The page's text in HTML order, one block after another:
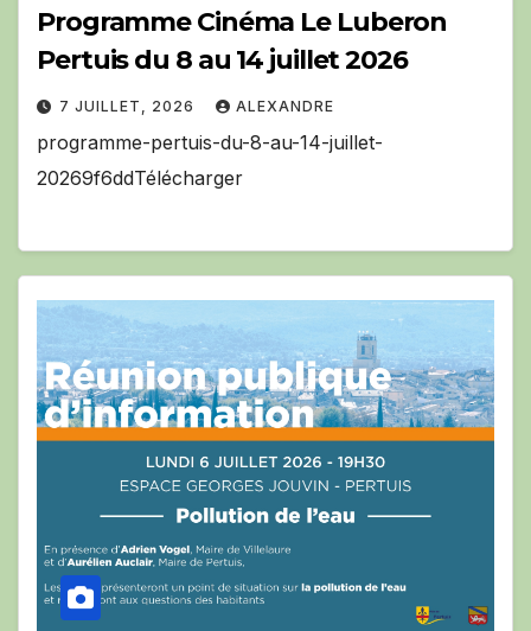
Programme Cinéma Le Luberon
Pertuis du 8 au 14 juillet 2026
7 JUILLET, 2026 ALEXANDRE
programme-pertuis-du-8-au-14-juillet-
20269f6ddTélécharger